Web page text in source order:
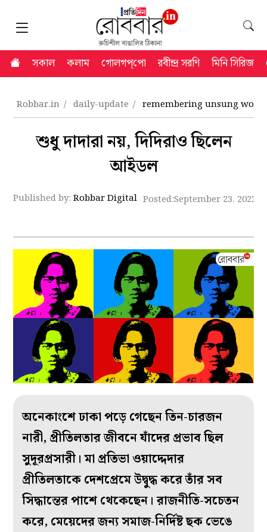
সকাল কলাম গোলগপ্‌পো রবীন্দ্র সরণি মিনি সিরিজ
Robbar.in daily-update remembering unsung
শুধু দাদারা নয়, দিদিরাও ছিলেন
আইডল
Published by:Robbar Digital Posted:September 23, 2023
অনেকাংশে ঢাকা পড়ে গেছেন তিন-চারজন
নারী, প্রীতিলতার জীবনে যাঁদের প্রভাব ছিল
সুদূরপ্রসারী। মা প্রতিভা ওয়াদ্দেদার
প্রীতিলতাকে দেশপ্রেমে উদ্বুদ্ধ করে তাঁর সব
সিদ্ধান্তের পাশে থেকেছেন। রাজনীতি-সচেতন
করে, মেয়েদের জন্য সমাজ-নির্দিষ্ট ছক ভেঙে